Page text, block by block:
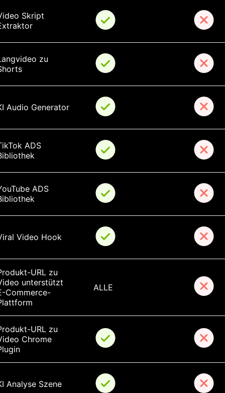
Skript
zu
Audio Generator
ADS
ADS
Video Hook
URL zu
unterstützt
Commerce-
ALLE
URL zu
Chrome
Analyse Szene